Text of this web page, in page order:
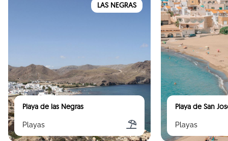
LAS NEGRAS
Playa de las Negras
Playas
Playa de San
Playas